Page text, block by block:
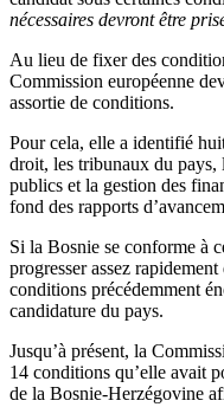
nécessaires devront être
Au lieu de fixer des
Commission européenne
assortie de conditions.
Pour cela, elle a identifié
droit, les tribunaux du pays,
publics et la gestion des
fond des rapports
Si la Bosnie se conforme à
progresser assez
conditions précédemment
candidature du pays.
Jusqu’à présent, la
14 conditions qu’elle avait
de la Bosnie-Herzégovine